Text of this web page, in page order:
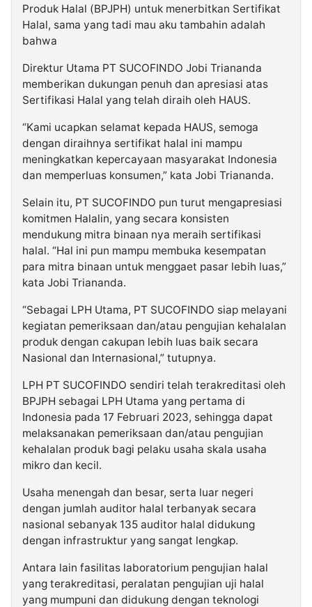
Produk Halal (BPJPH) untuk menerbitkan Sertifikat
Halal, sama yang tadi mau aku tambahin adalah
bahwa
Direktur Utama PT SUCOFINDO Jobi Triananda
memberikan dukungan penuh dan apresiasi atas
Sertifikasi Halal yang telah diraih oleh HAUS.
“Kami ucapkan selamat kepada HAUS, semoga
dengan diraihnya sertifikat halal ini mampu
meningkatkan kepercayaan masyarakat Indonesia
dan memperluas konsumen,” kata Jobi Triananda.
Selain itu, PT SUCOFINDO pun turut mengapresiasi
komitmen Halalin, yang secara konsisten
mendukung mitra binaan nya meraih sertifikasi
halal. “Hal ini pun mampu membuka kesempatan
para mitra binaan untuk menggaet pasar lebih luas,”
kata Jobi Triananda.
“Sebagai LPH Utama, PT SUCOFINDO siap melayani
kegiatan pemeriksaan dan/atau pengujian kehalalan
produk dengan cakupan lebih luas baik secara
Nasional dan Internasional,” tutupnya.
LPH PT SUCOFINDO sendiri telah terakreditasi oleh
BPJPH sebagai LPH Utama yang pertama di
Indonesia pada 17 Februari 2023, sehingga dapat
melaksanakan pemeriksaan dan/atau pengujian
kehalalan produk bagi pelaku usaha skala usaha
mikro dan kecil.
Usaha menengah dan besar, serta luar negeri
dengan jumlah auditor halal terbanyak secara
nasional sebanyak 135 auditor halal didukung
dengan infrastruktur yang sangat lengkap.
Antara lain fasilitas laboratorium pengujian halal
yang terakreditasi, peralatan pengujian uji halal
yang mumpuni dan didukung dengan teknologi